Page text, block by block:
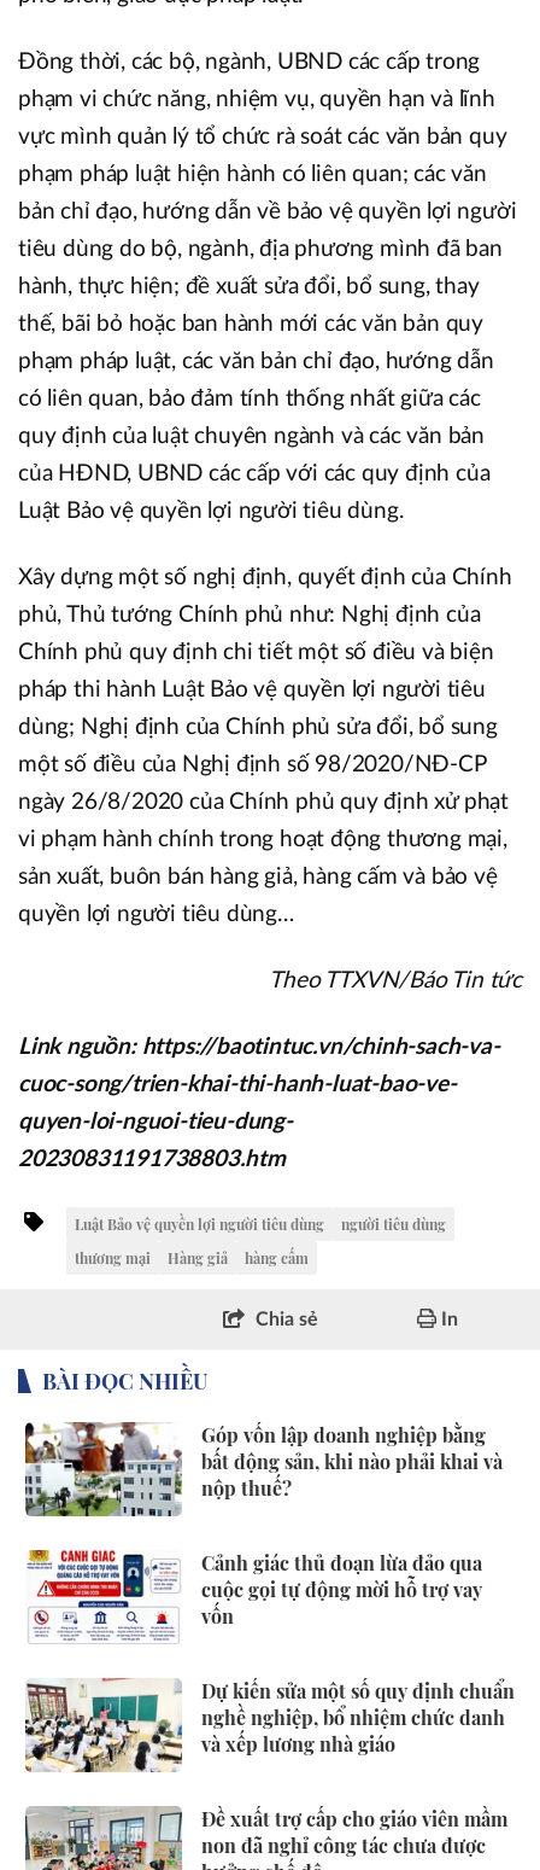
Đồng thời, các bộ, ngành, UBND các cấp trong
phạm vi chức năng, nhiệm vụ, quyền hạn và lĩnh
vực mình quản lý tổ chức rà soát các văn bản quy
phạm pháp luật hiện hành có liên quan; các văn
bản chỉ đạo, hướng dẫn về bảo vệ quyền lợi người
tiêu dùng do bộ, ngành, địa phương mình đã ban
hành, thực hiện; đề xuất sửa đổi, bổ sung, thay
thế, bãi bỏ hoặc ban hành mới các văn bản quy
phạm pháp luật, các văn bản chỉ đạo, hướng dẫn
có liên quan, bảo đảm tính thống nhất giữa các
quy định của luật chuyên ngành và các văn bản
của HĐND, UBND các cấp với các quy định của
Luật Bảo vệ quyền lợi người tiêu dùng.
Xây dựng một số nghị định, quyết định của Chính
phủ, Thủ tướng Chính phủ như: Nghị định của
Chính phủ quy định chi tiết một số điều và biện
pháp thi hành Luật Bảo vệ quyền lợi người tiêu
dùng; Nghị định của Chính phủ sửa đổi, bổ sung
một số điều của Nghị định số 98/2020/NĐ-CP
ngày 26/8/2020 của Chính phủ quy định xử phạt
vi phạm hành chính trong hoạt động thương mại,
sản xuất, buôn bán hàng giả, hàng cấm và bảo vệ
quyền lợi người tiêu dùng…
Theo TTXVN/Báo Tin tức
Link nguồn: https://baotintuc.vn/chinh-sach-va-
cuoc-song/trien-khai-thi-hanh-luat-bao-ve-
quyen-loi-nguoi-tieu-dung-
20230831191738803.htm
Luật Bảo vệ quyền lợi người tiêu dùng
người tiêu dùng
thương mại
Hàng giả hàng cấm
Chia sẻ In
BÀI ĐỌC NHIỀU
Góp vốn lập doanh nghiệp bằng
bất động sản, khi nào phải khai và
nộp thuế?
Cảnh giác thủ đoạn lừa đảo qua
cuộc gọi tự động mời hỗ trợ vay
vốn
Dự kiến sửa một số quy định chuẩn
nghề nghiệp, bổ nhiệm chức danh
và xếp lương nhà giáo
Đề xuất trợ cấp cho giáo viên mầm
non đã nghỉ công tác chưa được